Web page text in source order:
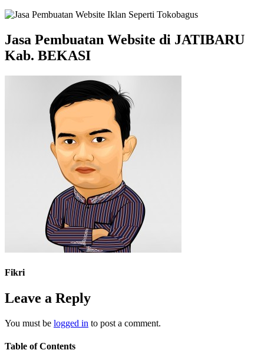
Jasa Pembuatan Website di JATIBARU
Kab. BEKASI
Fikri
Leave a Reply
You must be logged in to post a comment.
Table of Contents